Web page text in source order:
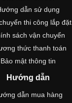
dẫn sử dụng
thi công lắp đặt
sách vận chuyển
thức thanh toán
Bảo mật thông tin
Hướng dẫn
dẫn mua hàng